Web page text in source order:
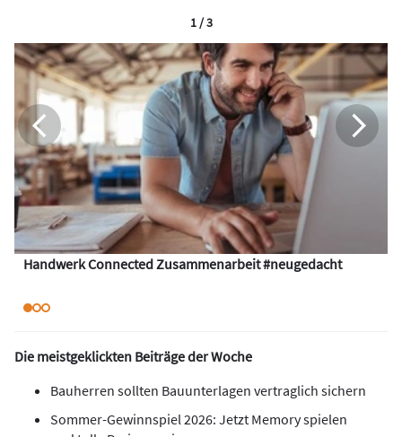
Handwerk Connected Zusammenarbeit #neugedacht
1 / 3
Die meistgeklickten Beiträge der Woche
Bauherren sollten Bauunterlagen vertraglich sichern
Sommer-Gewinnspiel 2026: Jetzt Memory spielen